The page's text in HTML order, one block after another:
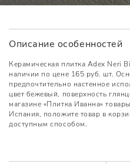
Описание особенностей
Керамическая плитка Adex Neri
наличии по цене 165 руб. шт.
предпочтительно настенное
цвет бежевый, поверхность
магазине «Плитка Иванна»
Испания, положите товар в
доступным способом.